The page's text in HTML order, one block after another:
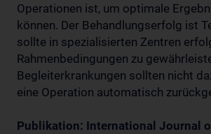
Operationen ist, um optimale
können. Der Behandlungserfolg ist
sollte in spezialisierten Zentren
Rahmenbedingungen zu
Begleiterkrankungen sollten nicht
eine Operation automatisch
Publikation: International Journal